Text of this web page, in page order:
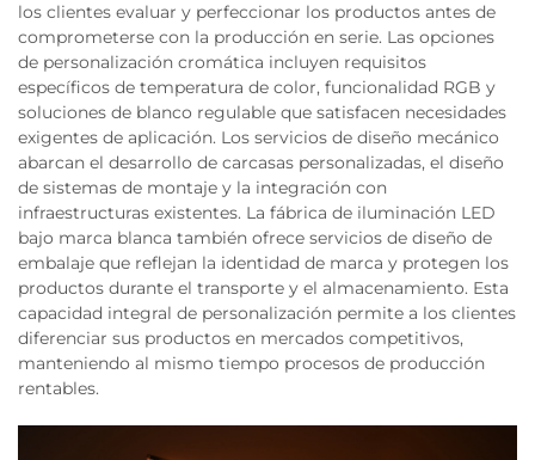
los clientes evaluar y perfeccionar los productos antes de
comprometerse con la producción en serie. Las opciones
de personalización cromática incluyen requisitos
específicos de temperatura de color, funcionalidad RGB y
soluciones de blanco regulable que satisfacen necesidades
exigentes de aplicación. Los servicios de diseño mecánico
abarcan el desarrollo de carcasas personalizadas, el diseño
de sistemas de montaje y la integración con
infraestructuras existentes. La fábrica de iluminación LED
bajo marca blanca también ofrece servicios de diseño de
embalaje que reflejan la identidad de marca y protegen los
productos durante el transporte y el almacenamiento. Esta
capacidad integral de personalización permite a los clientes
diferenciar sus productos en mercados competitivos,
manteniendo al mismo tiempo procesos de producción
rentables.